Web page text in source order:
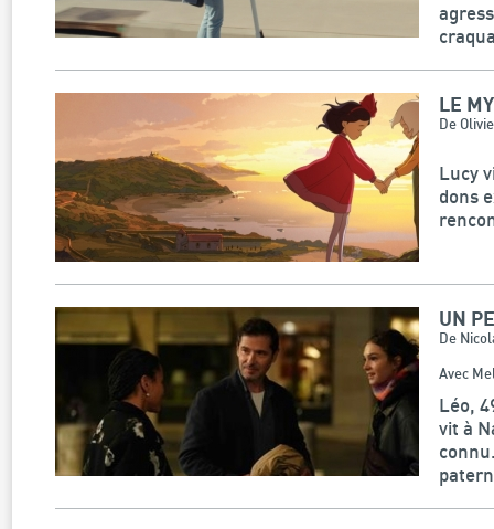
LE
De
Lucy
dons
UN
De
Avec
Léo,
vit à